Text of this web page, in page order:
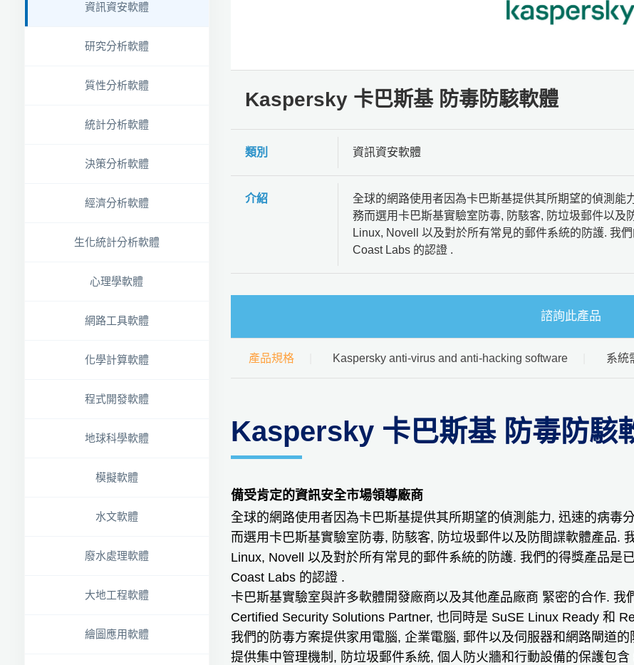
資訊資安軟體
研究分析軟體
質性分析軟體
統計分析軟體
決策分析軟體
經濟分析軟體
生化統計分析軟體
心理學軟體
網路工具軟體
化學計算軟體
程式開發軟體
地球科學軟體
模擬軟體
水文軟體
廢水處理軟體
大地工程軟體
繪圖應用軟體
Kaspersky 卡巴斯基 防毒防駭軟體
類別 資訊資安軟體
介紹
全球的網路使用者因為卡巴斯基提供其所期望的偵測能
務而選用卡巴斯基實驗室防毒, 防駭客, 防垃圾郵件以及
Linux, Novell 以及對於所有常見的郵件系統的防護. 我
Coast Labs 的認證 .
諮詢此產品
產品規格 Kaspersky anti-virus and anti-hacking software 系統
Kaspersky 卡巴斯基 防毒防駭
備受肯定的資訊安全市場領導廠商
全球的網路使用者因為卡巴斯基提供其所期望的偵測能力, 迅速的病毒
而選用卡巴斯基實驗室防毒, 防駭客, 防垃圾郵件以及防間諜軟體產品.
Linux, Novell 以及對於所有常見的郵件系統的防護. 我們的得獎產品是
Coast Labs 的認證.
卡巴斯基實驗室與許多軟體開發廠商以及其他產品廠商 緊密的合作. 我
Certified Security Solutions Partner, 也同時是 SuSE Linux Ready 和
我們的防毒方案提供家用電腦, 企業電腦, 郵件以及伺服器和網路閘道
提供集中管理機制, 防垃圾郵件系統, 個人防火牆和行動設備的保護包含